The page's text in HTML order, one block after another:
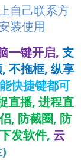
自己联系方
装使用
一键开启, 支
不拖框, 纵享
快捷键都可
直播, 进程直
, 防截圈, 防
发软件, 云